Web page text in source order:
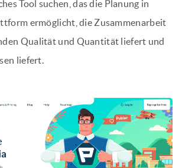
Tool suchen, das die Planung in
ermöglicht, die Zusammenarbeit
Qualität und Quantität liefert und
liefert.